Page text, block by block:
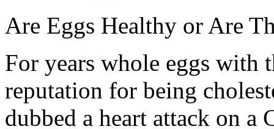
Are Eggs Healthy or Are
For years whole eggs with
reputation for being
dubbed a heart attack on a